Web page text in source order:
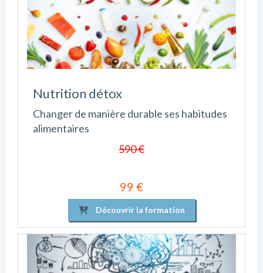
Nutrition détox
Changer de manière durable ses habitudes
alimentaires
590 €
99 €
Découvrir la formation